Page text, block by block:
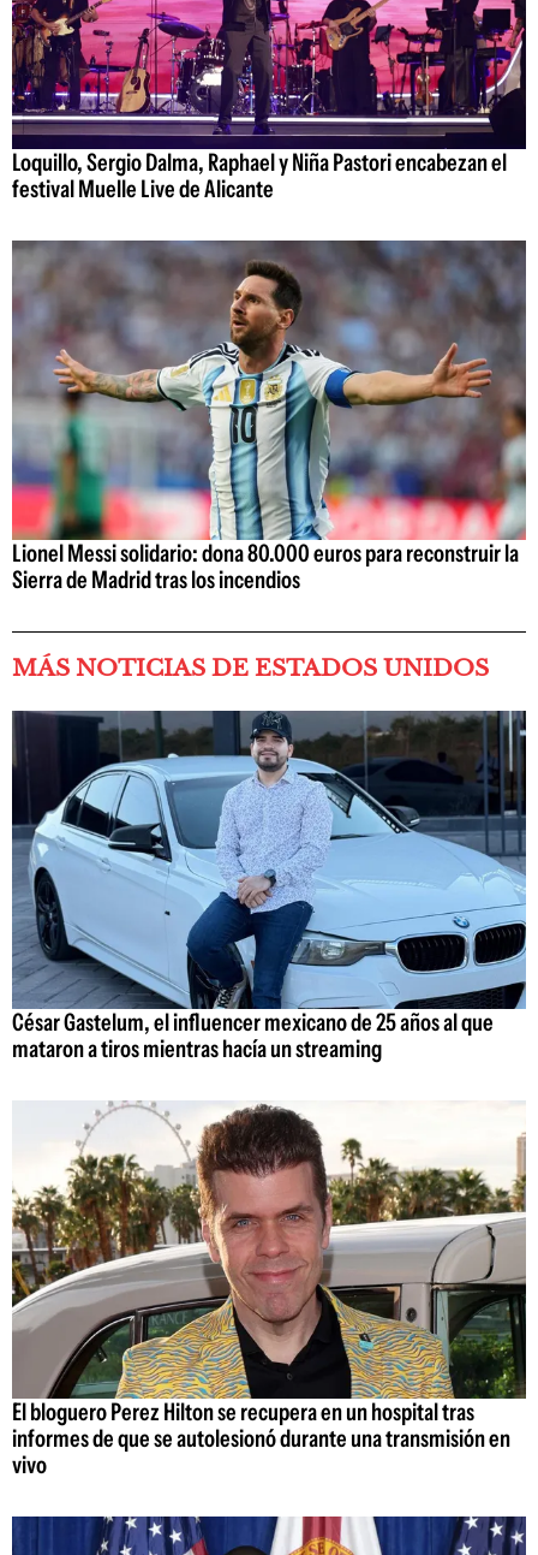
Loquillo, Sergio Dalma, Raphael y Niña Pastori encabezan el
festival Muelle Live de Alicante
Lionel Messi solidario: dona 80.000 euros para reconstruir la
Sierra de Madrid tras los incendios
MÁS NOTICIAS DE ESTADOS UNIDOS
César Gastelum, el influencer mexicano de 25 años al que
mataron a tiros mientras hacía un streaming
El bloguero Perez Hilton se recupera en un hospital tras
informes de que se autolesionó durante una transmisión en
vivo